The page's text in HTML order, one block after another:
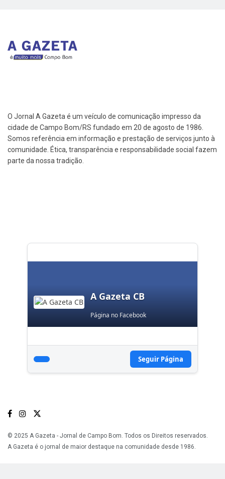
O Jornal A Gazeta é um veículo de comunicação impresso da
cidade de Campo Bom/RS fundado em 20 de agosto de 1986.
Somos referência em informação e prestação de serviços junto à
comunidade. Ética, transparência e responsabilidade social fazem
parte da nossa tradição.
A Gazeta CB
Página no Facebook
Seguir Página
© 2025 A Gazeta - Jornal de Campo Bom. Todos os Direitos reservados.
A Gazeta é o jornal de maior destaque na comunidade desde 1986.